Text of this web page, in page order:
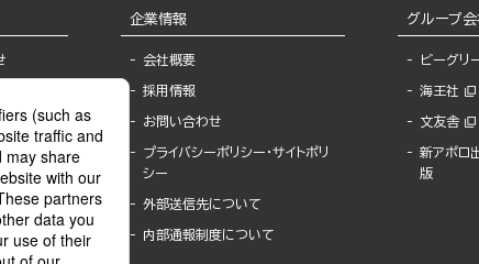
センシー
アカウ
企業情報
会社概要
採用情報
お問い合わせ
プライバシーポリシー・サイトポリ
シー
外部送信先について
内部通報制度について
グループ
ビーグリ
海王社
文友舎
新アポロ
版